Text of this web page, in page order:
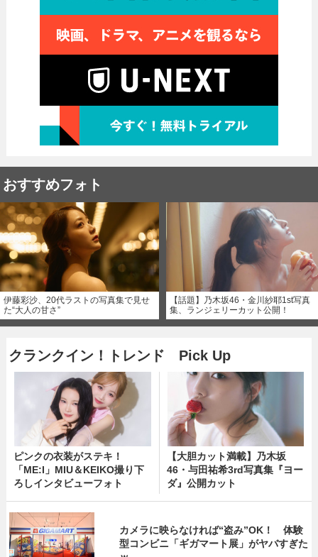
おすすめフォト
伊藤彩沙、20代ラストの写真集で見せ
た“大人の甘さ”
【話題】乃木坂46・金川紗耶1st写真
集、ランジェリーカット公開！
クランクイン！トレンド Pick Up
ピンクの衣装がステキ！
「ME:I」MIU＆KEIKO撮り下
ろしインタビューフォト
【大胆カット満載】乃木坂
46・与田祐希3rd写真集『ヨー
ダ』公開カット
カメラに映らなければ“盗み”OK！ 体験
型コンビニ「ギガマート展」がヤバすぎた